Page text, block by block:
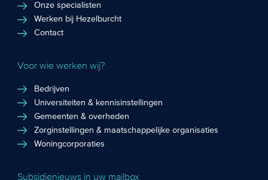
Onze specialisten
Werken bij Hezelburcht
Contact
Voor wie werken wij?
Bedrijven
Universiteiten & kennisinstellingen
Gemeenten & overheden
Zorginstellingen & maatschappelijke organisaties
Woningcorporaties
Subsidienieuws in uw mailbox